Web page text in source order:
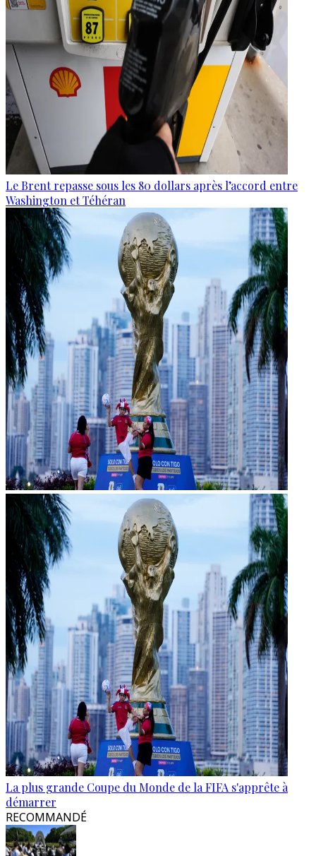
Le Brent repasse sous les 80 dollars après l’accord entre
Washington et Téhéran
La plus grande Coupe du Monde de la FIFA s'apprête à
démarrer
RECOMMANDÉ